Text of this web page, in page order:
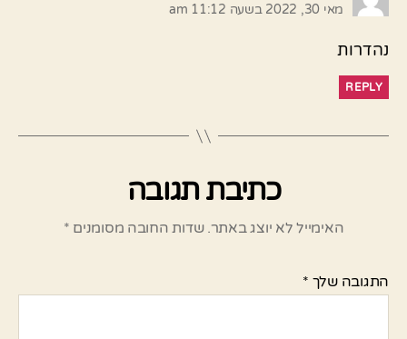
מאי 30, 2022 בשעה 11:12 am
נהדרות
REPLY
כתיבת תגובה
האימייל לא יוצג באתר. שדות החובה מסומנים *
התגובה שלך *